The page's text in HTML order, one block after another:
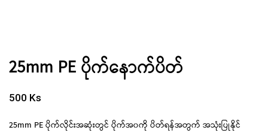
25mm PE ပိုက်နောက်ပိတ်
500 Ks
25mm PE ပိုက်လိုင်းအဆုံးတွင် ပိုက်အ၀ကို ပိတ်ရန်အတွက် အသုံးပြုနိုင်